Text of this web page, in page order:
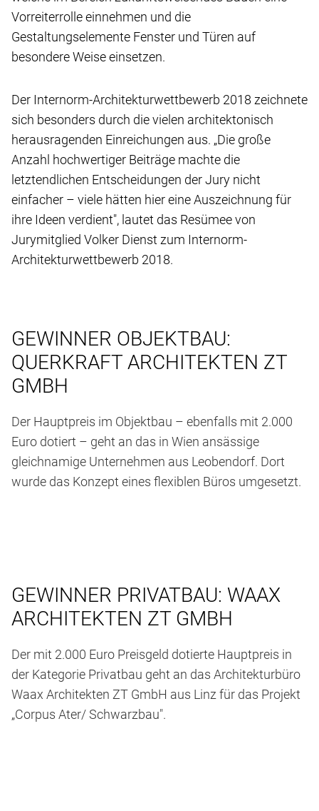
Vorreiterrolle einnehmen und die
Gestaltungselemente Fenster und Türen auf
besondere Weise einsetzen.
Der Internorm-Architekturwettbewerb 2018 zeichnete
sich besonders durch die vielen architektonisch
herausragenden Einreichungen aus. „Die große
Anzahl hochwertiger Beiträge machte die
letztendlichen Entscheidungen der Jury nicht
einfacher – viele hätten hier eine Auszeichnung für
ihre Ideen verdient", lautet das Resümee von
Jurymitglied Volker Dienst zum Internorm-
Architekturwettbewerb 2018.
GEWINNER OBJEKTBAU:
QUERKRAFT ARCHITEKTEN ZT
GMBH
Der Hauptpreis im Objektbau – ebenfalls mit 2.000
Euro dotiert – geht an das in Wien ansässige
gleichnamige Unternehmen aus Leobendorf. Dort
wurde das Konzept eines flexiblen Büros umgesetzt.
GEWINNER PRIVATBAU: WAAX
ARCHITEKTEN ZT GMBH
Der mit 2.000 Euro Preisgeld dotierte Hauptpreis in
der Kategorie Privatbau geht an das Architekturbüro
Waax Architekten ZT GmbH aus Linz für das Projekt
„Corpus Ater/ Schwarzbau".